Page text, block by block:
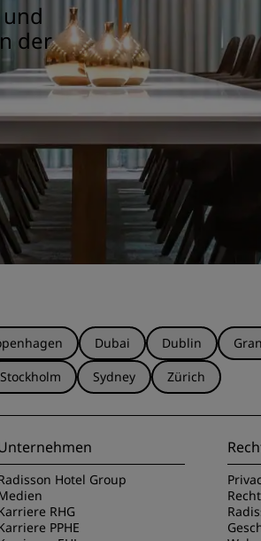
der
Dubai Dublin
Stockholm Sydney Zürich
Hotel Group
RHG
PPHE